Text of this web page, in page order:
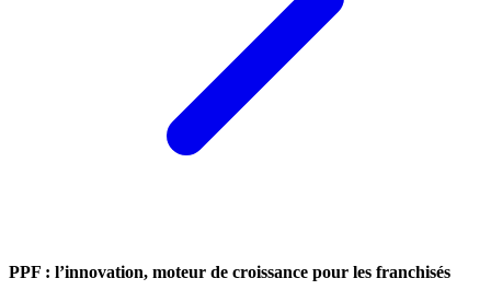
PPF : l’innovation, moteur de croissance pour les franchisés